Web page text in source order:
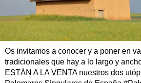
Os invitamos a conocer y a poner en
tradicionales que hay a lo largo y
ESTÁN A LA VENTA nuestros dos